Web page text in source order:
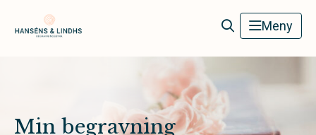
Hanséns & Lindhs Begravningsbyrå Meny
Min begravning